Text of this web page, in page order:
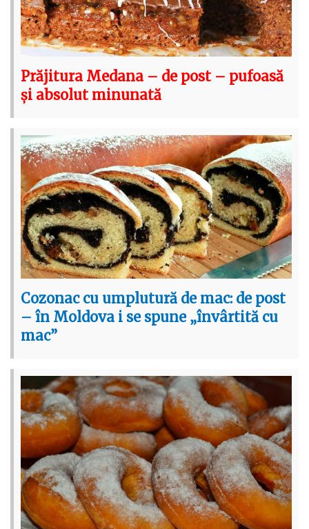
Prăjitura Medana – de post – pufoasă
și absolut minunată
Cozonac cu umplutură de mac: de post
– în Moldova i se spune „învârtită cu
mac”